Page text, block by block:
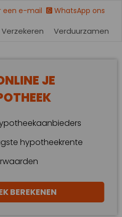
een e-mail WhatsApp ons
Verzekeren Verduurzamen
JE
hypotheekrente
BEREKENEN